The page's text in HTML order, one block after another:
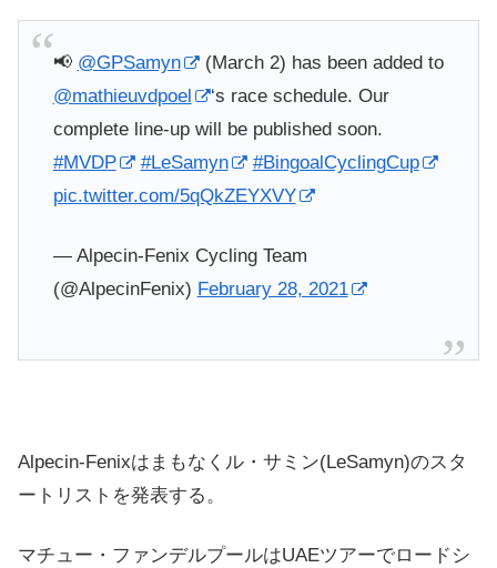
📢 @GPSamyn
(March 2) has been added to
@mathieuvdpoel
‘s race schedule. Our
complete line-up will be published soon.
#MVDP
#LeSamyn
#BingoalCyclingCup
pic.twitter.com/5qQkZEYXVY
— Alpecin-Fenix Cycling Team
(@AlpecinFenix) February 28, 2021
Alpecin-Fenixはまもなくル・サミン(LeSamyn)のスタ
ートリストを発表する。
マチュー・ファンデルプールはUAEツアーでロードシ